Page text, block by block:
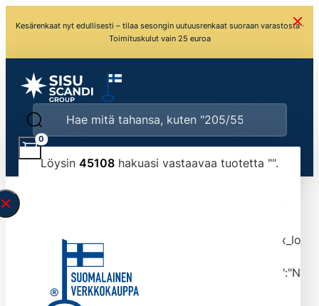
Kesärenkaat nyt edullisesti – tilaa sesongin uutuusrenkaat suoraan varastosta ·
Toimituskulut vain 25 euroa
Löysin 45108 hakuasi vastaavaa tuotetta "".
typed the search query correctly.<br>Currently
tmlmvi","meta_query":
data-original-query-vars="[]" data-page="1"
0